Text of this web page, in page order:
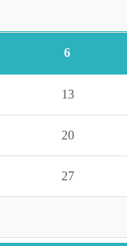
6
13
20
27